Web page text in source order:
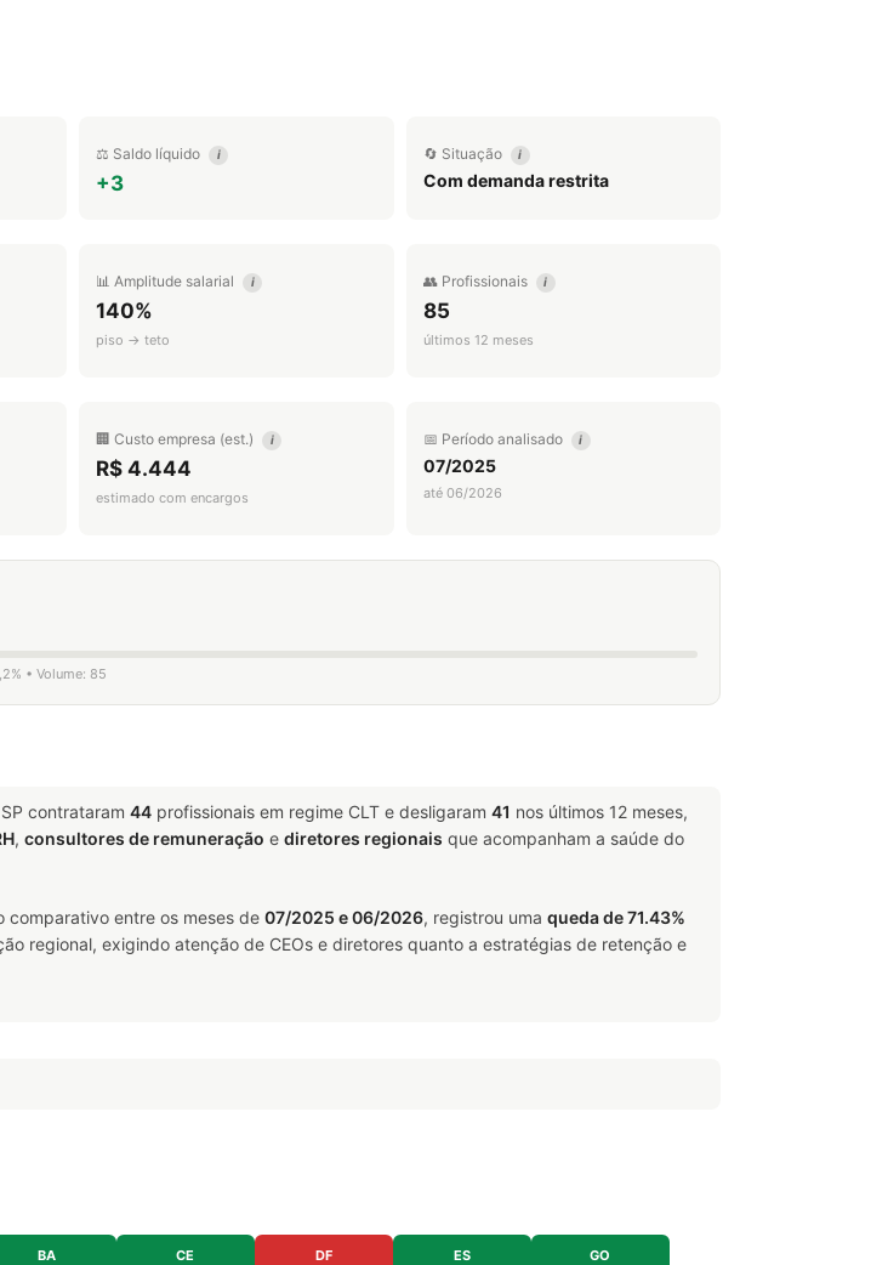
⚖️ Saldo líquido i
+3
🔄 Situação i
Com demanda restrita
📊 Amplitude salarial i
140%
piso → teto
👥 Profissionais i
85
últimos 12 meses
🏢 Custo empresa (est.) i
R$ 4.444
estimado com encargos
📅 Período analisado i
07/2025
até 06/2026
• Volume: 85
contrataram 44 profissionais em regime CLT e desligaram 41 nos últimos 12 meses,
, consultores de remuneração e diretores regionais que acompanham a saúde do
comparativo entre os meses de 07/2025 e 06/2026, registrou uma queda de 71.43%
regional, exigindo atenção de CEOs e diretores quanto a estratégias de retenção e
BA CE DF ES GO